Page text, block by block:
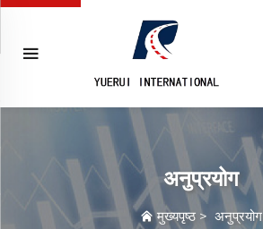
अनुप्रयोग
मुख्यपृष्ठ > अनुप्रयोग